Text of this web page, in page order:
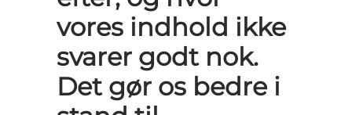
vores indhold ikke
svarer godt nok.
Det gør os bedre i